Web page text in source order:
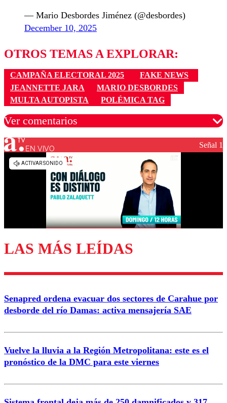
— Mario Desbordes Jiménez (@desbordes)
December 10, 2025
OTROS TEMAS A EXPLORAR:
CAMPAÑA ELECTORAL 2025
FAKE NEWS
JEANNETTE JARA
MARIO DESBORDES
MULTA AUTOPISTA
POLÉMICA TAG
Ver comentarios
Los comentarios son moderados para garantizar un
diálogo respetuoso.
Enviar comentario
EN VIVO Señal 1
LAS MÁS LEÍDAS
Senapred ordena evacuar dos sectores de Carahue por
desborde del río Damas: activa mensajería SAE
Vuelve la lluvia a la Región Metropolitana: este es el
pronóstico de la DMC para este viernes